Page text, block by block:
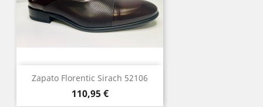
Zapato Florentic Sirach 52106
Precio
110,95 €